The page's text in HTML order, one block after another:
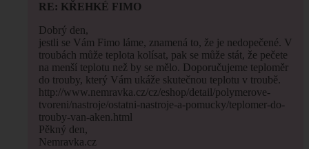
RE: KŘEHKÉ FIMO
Dobrý den,
jestli se Vám Fimo láme, znamená to, že je nedopečené. V
troubách může teplota kolísat, pak se může stát, že pečete
na menší teplotu než by se mělo. Doporučujeme teploměr
do trouby, který Vám ukáže skutečnou teplotu v troubě.
http://www.nemravka.cz/cz/eshop/detail/polymerove-
tvoreni/nastroje/ostatni-nastroje-a-pomucky/teplomer-do-
trouby-van-aken.html
Pěkný den,
Nemravka.cz